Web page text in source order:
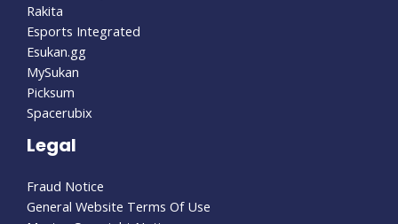
Rakita
Esports Integrated
Esukan.gg
MySukan
Picksum
Spacerubix
Legal
Fraud Notice
General Website Terms Of Use